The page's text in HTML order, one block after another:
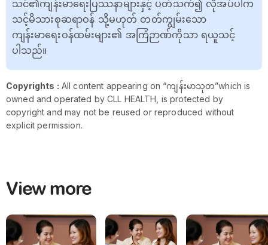
သင်၏ကျန်းမာရေးပြဿနာများနှင့် ပတ်သက်၍ လိုအပ်ပါက
သင့်မိသားစုဆရာဝန် သို့မဟုတ် တတ်ကျွမ်းသော
ကျန်းမာရေးဝန်ထမ်းများ၏ အကြံဉာဏ်ကိုသာ ရယူသင့်
ပါသည်။
Copyrights : All content appearing on “ကျန်းမာသုတ”which is
owned and operated by CLL HEALTH, is protected by
copyright and may not be reused or reproduced without
explicit permission.
View more